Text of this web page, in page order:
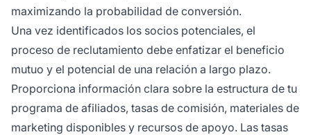
maximizando la probabilidad de conversión.
Una vez identificados los socios potenciales, el
proceso de reclutamiento debe enfatizar el beneficio
mutuo y el potencial de una relación a largo plazo.
Proporciona información clara sobre la estructura de tu
programa de afiliados, tasas de comisión, materiales de
marketing disponibles y recursos de apoyo. Las tasas